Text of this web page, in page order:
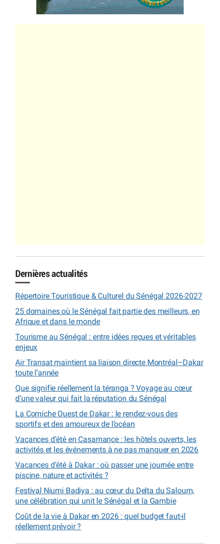
Dernières actualités
Répertoire Touristique & Culturel du Sénégal 2026-2027
25 domaines où le Sénégal fait partie des meilleurs, en
Afrique et dans le monde
Tourisme au Sénégal : entre idées reçues et véritables
enjeux
Air Transat maintient sa liaison directe Montréal–Dakar
toute l’année
Que signifie réellement la téranga ? Voyage au cœur
d’une valeur qui fait la réputation du Sénégal
La Corniche Ouest de Dakar : le rendez-vous des
sportifs et des amoureux de l’océan
Vacances d’été en Casamance : les hôtels ouverts, les
activités et les événements à ne pas manquer en 2026
Vacances d’été à Dakar : où passer une journée entre
piscine, nature et activités ?
Festival Niumi Badiya : au cœur du Delta du Saloum,
une célébration qui unit le Sénégal et la Gambie
Coût de la vie à Dakar en 2026 : quel budget faut-il
réellement prévoir ?